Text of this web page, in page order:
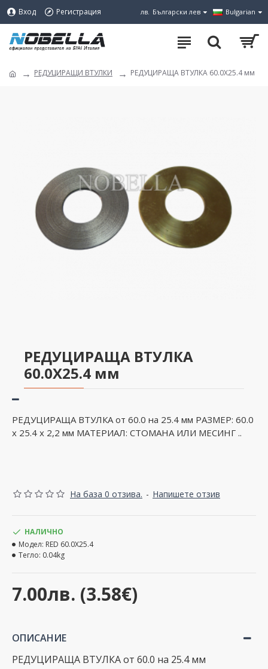
Вход Регистрация лв. Български лев Bulgarian
РЕДУЦИРАЩИ ВТУЛКИ РЕДУЦИРАЩА ВТУЛКА 60.0X25.4 мм
РЕДУЦИРАЩА ВТУЛКА
60.0X25.4 мм
РЕДУЦИРАЩА ВТУЛКА от 60.0 на 25.4 мм РАЗМЕР: 60.0
х 25.4 х 2,2 мм МАТЕРИАЛ: СТОМАНА ИЛИ МЕСИНГ ..
На база 0 отзива. - Напишете отзив
7.00лв. (3.58€)
НАЛИЧНО
Модел: RED 60.0X25.4
Тегло: 0.04kg
ОПИСАНИЕ
РЕДУЦИРАЩА ВТУЛКА от 60.0 на 25.4 мм